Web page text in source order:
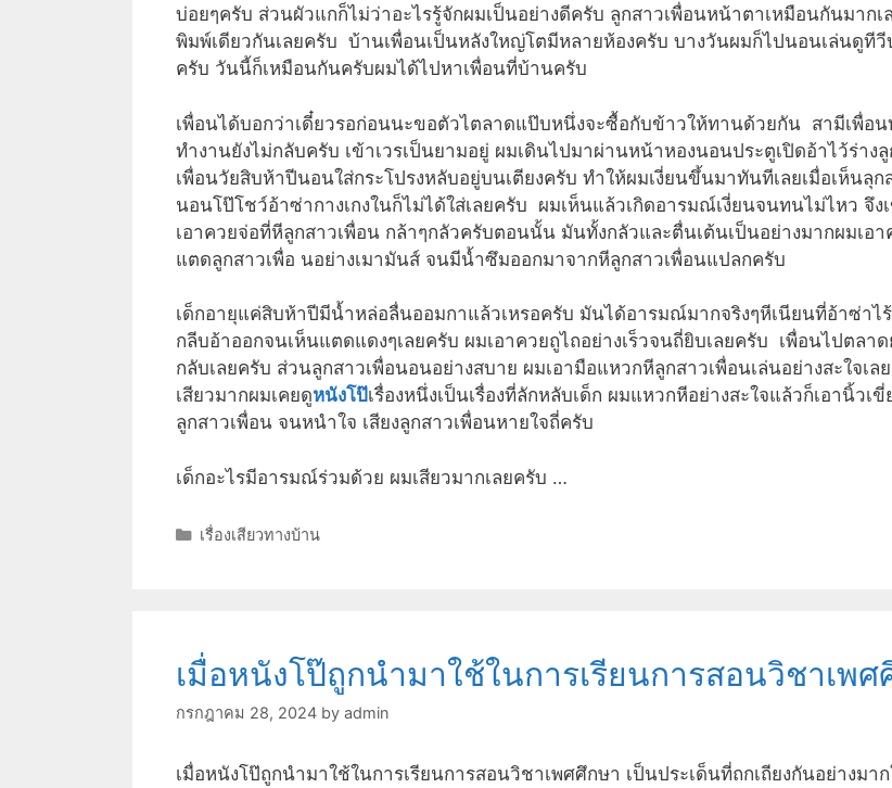
บ่อยๆครับ ส่วนผัวแกก็ไม่ว่าอะไรรู้จักผมเป็นอย่างดีครับ ลูกสาวเพื่อนหน้าตาเหมือนกันมากเ
พิมพ์เดียวกันเลยครับ บ้านเพื่อนเป็นหลังใหญ่โตมีหลายห้องครับ บางวันผมก็ไปนอนเล่นดูทีวี
ครับ วันนี้ก็เหมือนกันครับผมได้ไปหาเพื่อนที่บ้านครับ
เพื่อนได้บอกว่าเดี๋ยวรอก่อนนะขอตัวไตลาดแป๊บหนึ่งจะซื้อกับข้าวให้ทานด้วยกัน สามีเพื่อน
ทำงานยังไม่กลับครับ เข้าเวรเป็นยามอยู่ ผมเดินไปมาผ่านหน้าหองนอนประตูเปิดอ้าไว้ร่าง
เพื่อนวัยสิบห้าปีนอนใส่กระโปรงหลับอยู่บนเตียงครับ ทำให้ผมเงี่ยนขึ้นมาทันทีเลยเมื่อเห็นลุก
นอนโป๊โชว์อ้าซ่ากางเกงในก็ไม่ได้ใส่เลยครับ ผมเห็นแล้วเกิดอารมณ์เงี่ยนจนทนไม่ไหว จึง
เอาควยจ่อที่หีลูกสาวเพื่อน กล้าๆกลัวครับตอนนั้น มันทั้งกลัวและตื่นเต้นเป็นอย่างมากผมเอา
แตดลูกสาวเพื่อ นอย่างเมามันส์ จนมีน้ำซึมออกมาจากหีลูกสาวเพื่อนแปลกครับ
เด็กอายุแค่สิบห้าปีมีน้ำหล่อลื่นออมกาแล้วเหรอครับ มันได้อารมณ์มากจริงๆหีเนียนที่อ้าซ่าไ
กลีบอ้าออกจนเห็นแตดแดงๆเลยครับ ผมเอาควยถูไถอย่างเร็วจนถี่ยิบเลยครับ เพื่อนไปตลาด
กลับเลยครับ ส่วนลูกสาวเพื่อนอนอย่างสบาย ผมเอามือแหวกหีลูกสาวเพื่อนเล่นอย่างสะใจเล
เสียวมากผมเคยดูหนังโป๊เรื่องหนึ่งเป็นเรื่องที่ลักหลับเด็ก ผมแหวกหีอย่างสะใจแล้วก็เอานิ้วเ
ลูกสาวเพื่อน จนหนำใจ เสียงลูกสาวเพื่อนหายใจถี่ครับ
เด็กอะไรมีอารมณ์ร่วมด้วย ผมเสียวมากเลยครับ …
Categories
เรื่องเสียวทางบ้าน
เมื่อหนังโป๊ถูกนำมาใช้ในการเรียนการสอนวิชาเพศ
กรกฎาคม 28, 2024 by admin
เมื่อหนังโป๊ถูกนำมาใช้ในการเรียนการสอนวิชาเพศศึกษา เป็นประเด็นที่ถกเถียงกันอย่างมา